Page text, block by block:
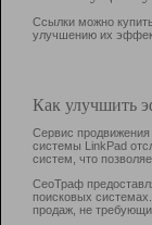
Ссылки можно
улучшению их
Как улучшить
Сервис
системы LinkPad
систем, что
СеоТраф
поисковых
продаж, не